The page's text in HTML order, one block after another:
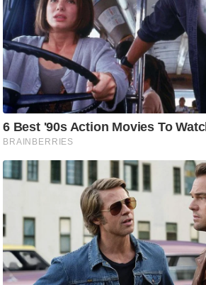
N
e
w
s
ला
इ
फ
स्टा
इ
टे
क्नॉ
लॉ
जी